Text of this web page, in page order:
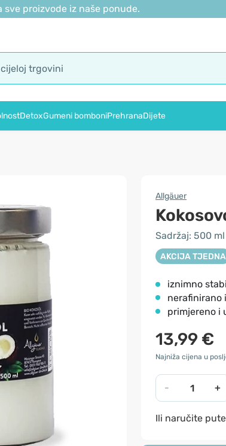
sve proizvode iz naše ponude.
DetoxGumeni bomboniPrehranaDijete
Allgäuer
Sadržaj: 500 ml
AKCIJA TJEDNA
iznimno
nerafinirano
primjereno i
13,99 €
Najniža cijena u
- +
Ili naručite